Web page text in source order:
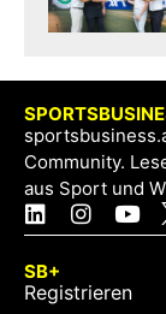
Community.
aus Sport und
SB+
Registrieren